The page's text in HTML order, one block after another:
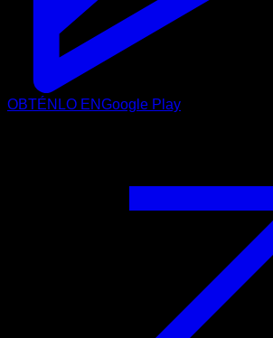
OBTÉNLO ENGoogle Play